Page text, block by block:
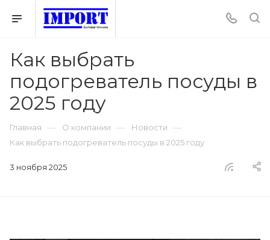
Как выбрать
подогреватель посуды в
2025 году
Главная — О компании — Новости —
Как выбрать подогреватель посуды в 2025 году
3 ноября 2025